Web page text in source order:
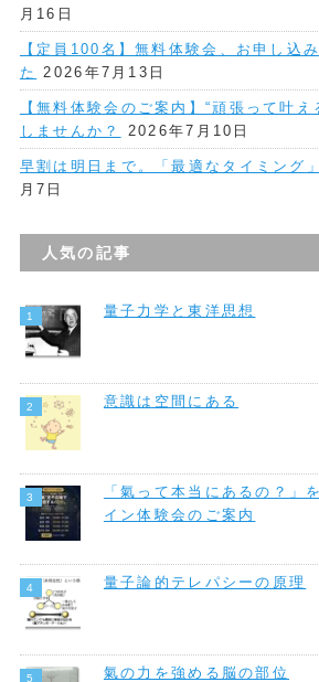
月16日
【定員100名】無料体験会、お申し込
た
2026年7月13日
【無料体験会のご案内】“頑張って叶
しませんか？
2026年7月10日
早割は明日まで。「最適なタイミング
月7日
人気の記事
量子力学と東洋思想
意識は空間にある
「氣って本当にあるの？」
イン体験会のご案内
量子論的テレパシーの原理
氣の力を強める脳の部位